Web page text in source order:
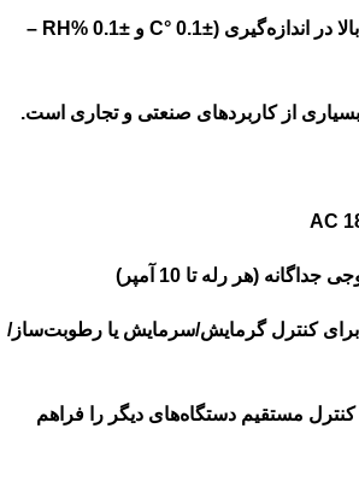
دقت اندازه‌گیری: دقت بالا در اندازه‌گیری (±0.1 °C و ±0.1 %RH –
از کاربردهای صنعتی و تجاری است.
برای کنترل گرمایش/سرمایش یا رطوبت‌ساز/
مستقیم دستگاه‌های دیگر را فراهم